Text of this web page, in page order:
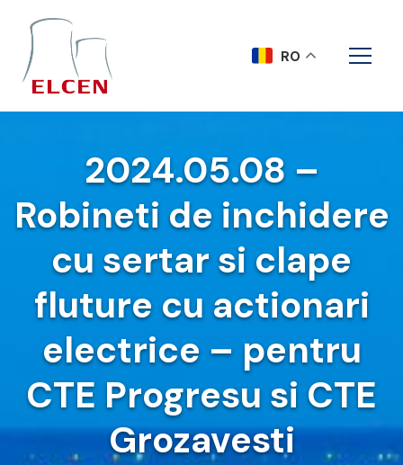
2024.05.08 –
Robineti de inchidere
cu sertar si clape
fluture cu actionari
electrice – pentru
CTE Progresu si CTE
Grozavesti
RO